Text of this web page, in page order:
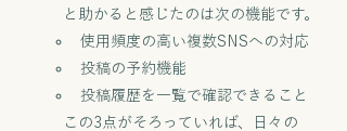
と助かると感じたのは次の機能です。
使用頻度の高い複数SNSへの対応
投稿の予約機能
投稿履歴を一覧で確認できること
この3点がそろっていれば、日々の